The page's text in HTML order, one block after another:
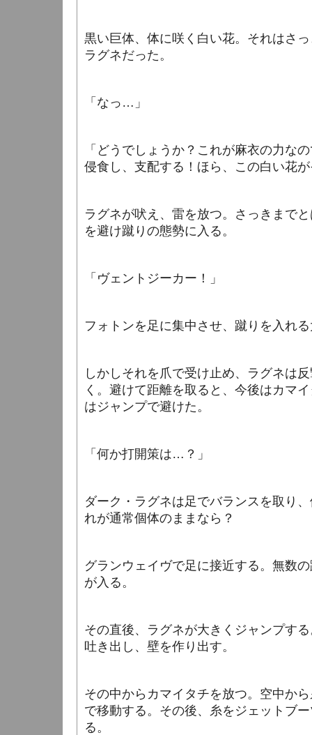
黒い巨体、体に咲く白い花。それはさ
ラグネだった。
「なっ…」
「どうでしょうか？これが麻衣の力な
侵食し、支配する！ほら、この白い花
ラグネが吠え、雷を放つ。さっきまで
を避け蹴りの態勢に入る。
「ヴェントジーカー！」
フォトンを足に集中させ、蹴りを入れ
しかしそれを爪で受け止め、ラグネは
く。 避けて距離を取ると、今後はカマ
はジャンプで避けた。
「何か打開策は…？」
ダーク・ラグネは足でバランスを取り
れが通常個体のままなら？
グランウェイヴで足に接近する。無数
が入る。
その直後、ラグネが大きくジャンプす
吐き出し、壁を作り出す。
その中からカマイタチを放つ。空中か
で移動する。その後、糸をジェットブ
る。